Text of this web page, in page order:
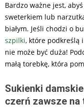
Bardzo ważne jest,
sweterkiem lub
białym. Jeśli chodzi o
szpilki, które podkreślą
nie może być duża!
małą torebkę, która
Sukienki
czerń zawsze na